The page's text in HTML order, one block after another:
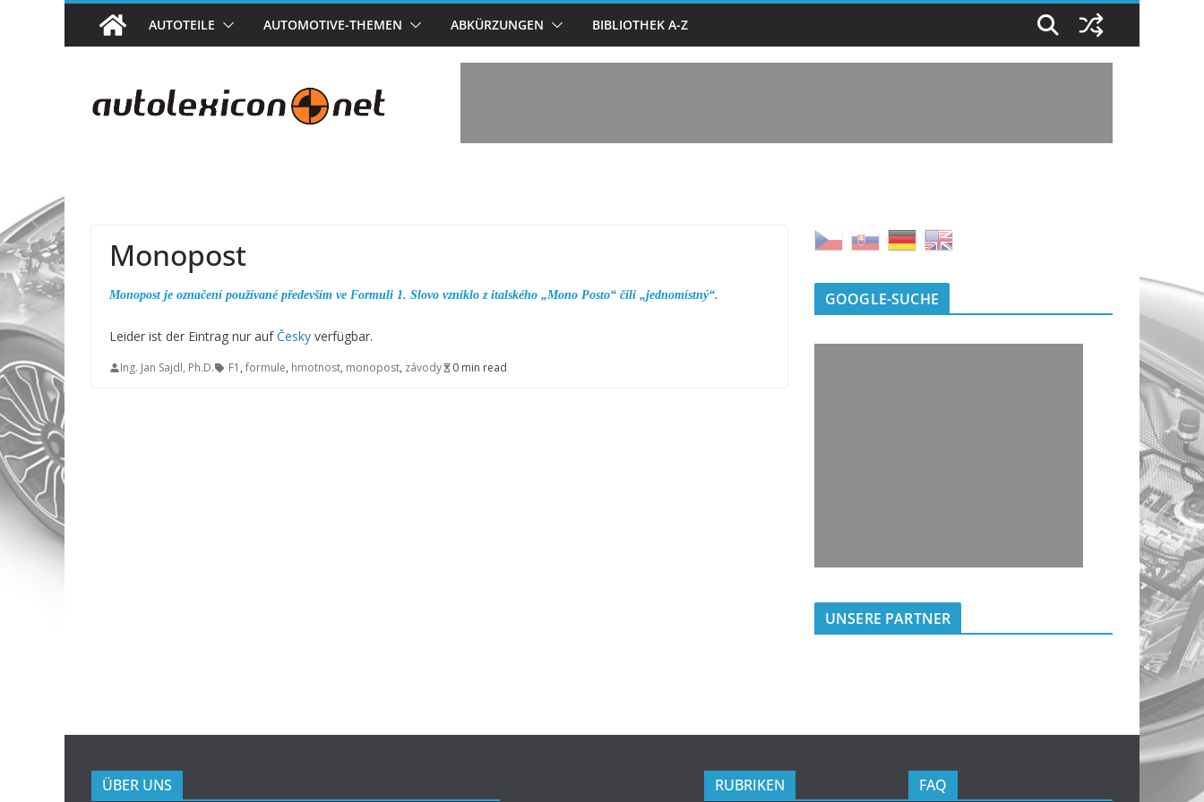
Inhalt
AUTOTEILE AUTOMOTIVE-THEMEN ABKÜRZUNGEN BIBLIOTHEK A-Z
Monopost
Monopost je označení používané především ve Formuli 1. Slovo vzniklo z italského „Mono Posto“ čili „jednomístný“.
Leider ist der Eintrag nur aufČesky verfügbar.
Ing. Jan Sajdl, Ph.D. F1 , formule, hmotnost, monopost, závody 0 min read
GOOGLE-SUCHE
UNSERE PARTNER
ÜBER UNS RUBRIKEN FAQ